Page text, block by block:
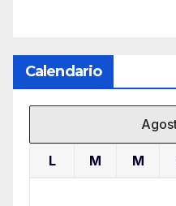
Calendario
L M M